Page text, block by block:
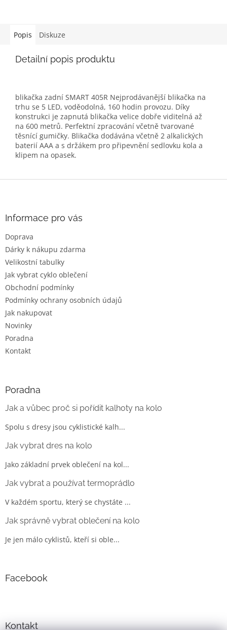
Popis Diskuze
Detailní popis produktu
blikačka zadní SMART 405R Nejprodávanější blikačka na
trhu se 5 LED, voděodolná, 160 hodin provozu. Díky
konstrukci je zapnutá blikačka velice dobře viditelná až
na 600 metrů. Perfektní zpracování včetně tvarované
těsnící gumičky. Blikačka dodávána včetně 2 alkalických
baterií AAA a s držákem pro připevnění sedlovku kola a
klipem na opasek.
Informace pro vás
Doprava
Dárky k nákupu zdarma
Velikostní tabulky
Jak vybrat cyklo oblečení
Obchodní podmínky
Podmínky ochrany osobních údajů
Jak nakupovat
Novinky
Poradna
Kontakt
Poradna
Jak a vůbec proč si pořídit kalhoty na kolo
Spolu s dresy jsou cyklistické kalh...
Jak vybrat dres na kolo
Jako základní prvek oblečení na kol...
Jak vybrat a používat termoprádlo
V každém sportu, který se chystáte ...
Jak správně vybrat oblečení na kolo
Je jen málo cyklistů, kteří si oble...
Facebook
Kontakt